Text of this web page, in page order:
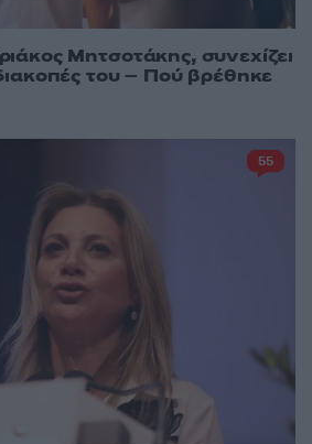
Μητσοτάκης, συνεχίζει
του – Πού βρέθηκε
55